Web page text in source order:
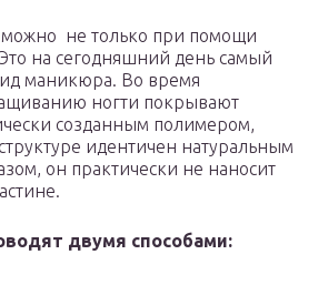
можно не только при помощи
на сегодняшний день самый
маникюра. Во время
ногти покрывают
созданным полимером,
идентичен натуральным
он практически не наносит
двумя способами: